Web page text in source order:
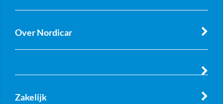
Over Nordicar
Zakelijk